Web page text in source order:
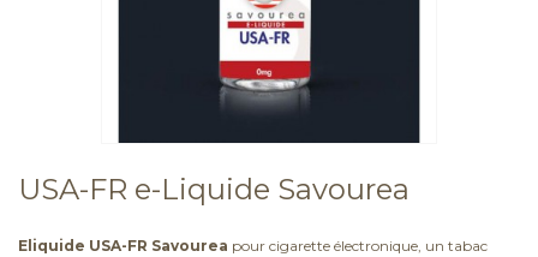
USA-FR e-Liquide Savourea
Eliquide USA-FR Savourea pour cigarette électronique, un tabac